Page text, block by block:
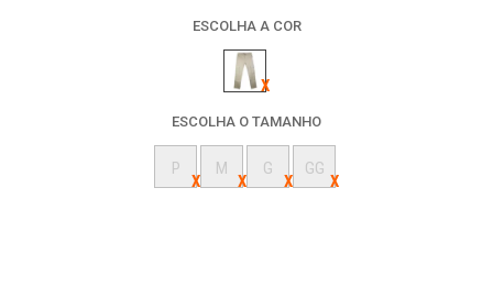
ESCOLHA A COR
ESCOLHA O TAMANHO
P M G GG